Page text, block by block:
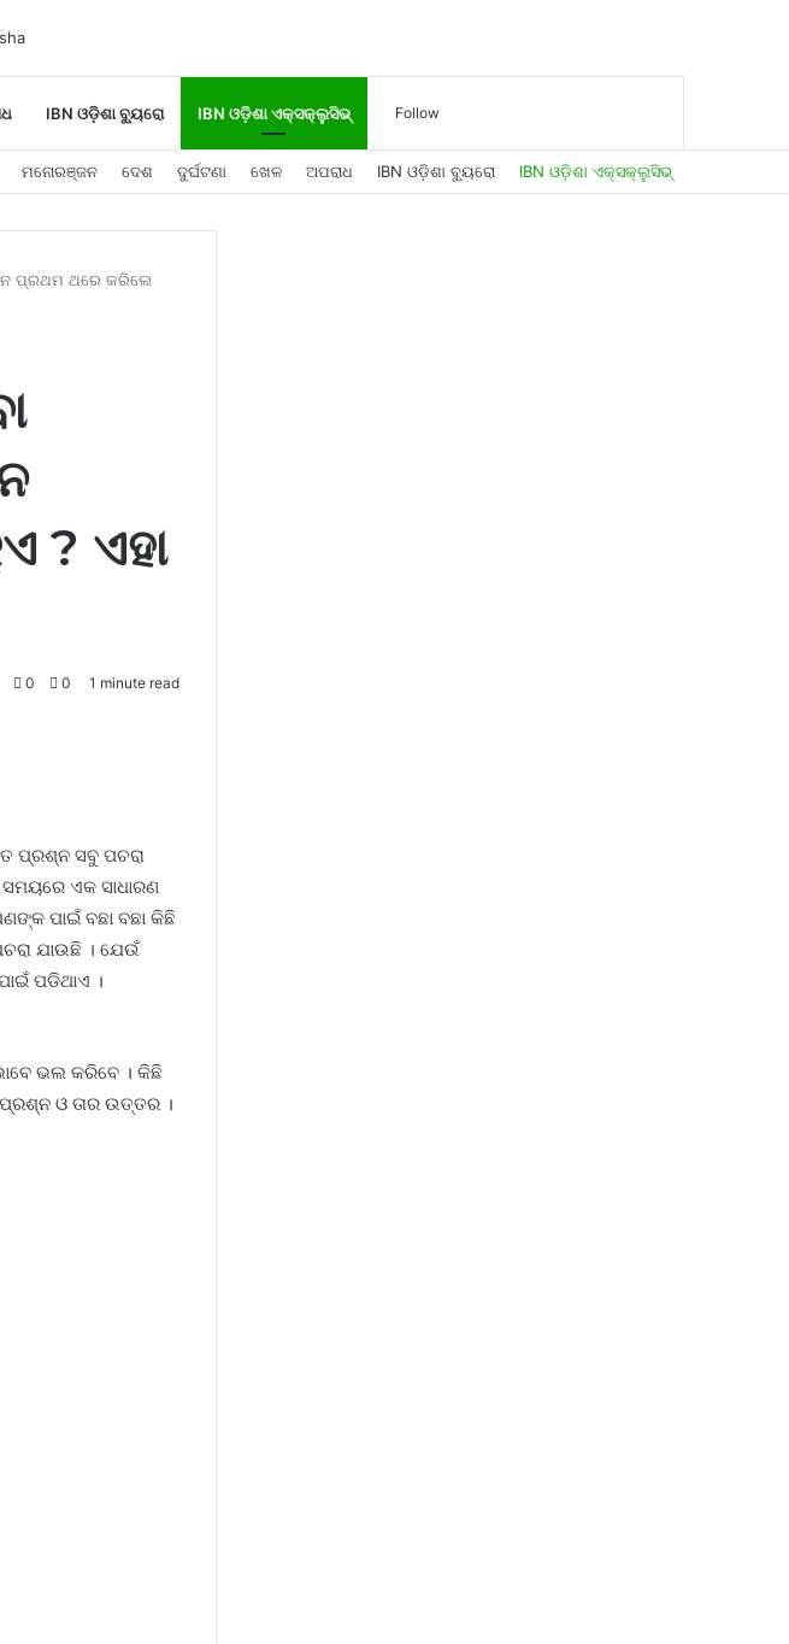
IBN ଓଡ଼ିଶା ବ୍ୟୁରୋ IBN ଓଡ଼ିଶା ଏକ୍ସକ୍ଲୁସିଭ୍
for
In
Follow
ମନୋରଞ୍ଜନ ଦେଶ ଦୁର୍ଘଟଣା ଖେଳ ଅପରାଧ IBN ଓଡ଼ିଶା ବ୍ୟୁରୋ IBN ଓଡ଼ିଶା ଏକ୍ସକ୍ଲୁସିଭ୍
ପ୍ରଥମ ଥରେ କରିଲେ
? ଏହା
0 0 1 minute read
ପ୍ରଶ୍ନ ସବୁ ପଚରା
ଏକ ସାଧାରଣ
ପାଇଁ ବଛା ବଛା କିଛି
ଯାଉଛି । ଯେଉଁ
ପଡିଥାଏ ।
ଭଲ କରିବେ । କିଛି
ପ୍ରଶ୍ନ ଓ ତାର ଉତ୍ତର ।